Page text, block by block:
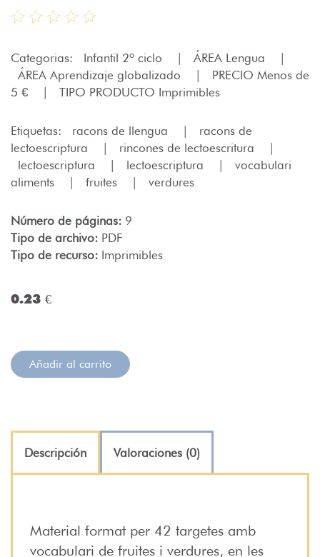
Categorias: Infantil 2º ciclo | ÁREA Lengua
|
ÁREA Aprendizaje globalizado
|
PRECIO Menos de
5 €
| TIPO PRODUCTO Imprimibles
Etiquetas: racons de llengua |
racons de
lectoescriptura
| rincones de lectoescritura
|
lectoescriptura
| lectoescriptura |
vocabulari
aliments
| fruites | verdures
Número de páginas: 9
Tipo de archivo: PDF
Tipo de recurso: Imprimibles
0.23 €
Añadir al carrito
Descripción Valoraciones (0)
Material format per 42 targetes amb
vocabulari de fruites i verdures, en les